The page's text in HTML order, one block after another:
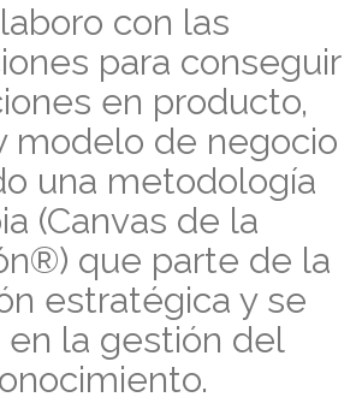
con las
para conseguir
en producto,
modelo de negocio
una metodología
(Canvas de la
que parte de la
estratégica y se
en la gestión del